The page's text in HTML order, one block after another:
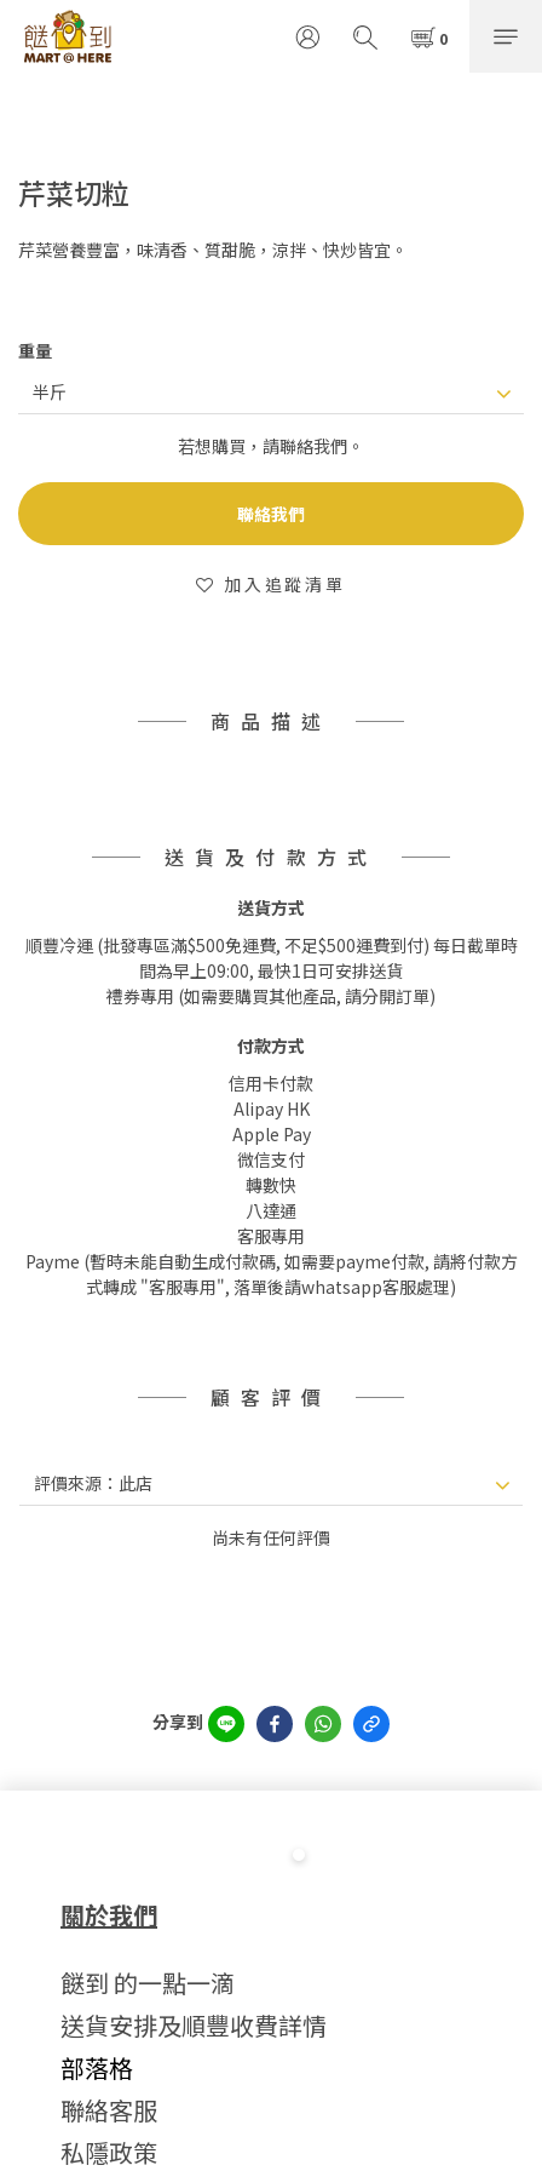
芹菜切粒
芹菜營養豐富，味清香、質甜脆，涼拌、快炒皆宜。
重量
若想購買，請聯絡我們。
聯絡我們
加入追蹤清單
商品描述
送貨及付款方式
送貨方式
順豐冷運 (批發專區滿$500免運費, 不足$500運費到付) 每日截單時
間為早上09:00, 最快1日可安排送貨
禮券專用 (如需要購買其他產品, 請分開訂單)
付款方式
信用卡付款
Alipay HK
Apple Pay
微信支付
轉數快
八達通
客服專用
Payme (暫時未能自動生成付款碼, 如需要payme付款, 請將付款方
式轉成 "客服專用", 落單後請whatsapp客服處理)
顧客評價
尚未有任何評價
分享到
關於我們
餸到 的一點一滴
送貨安排及順豐收費詳情
部落格
聯絡客服
私隱政策